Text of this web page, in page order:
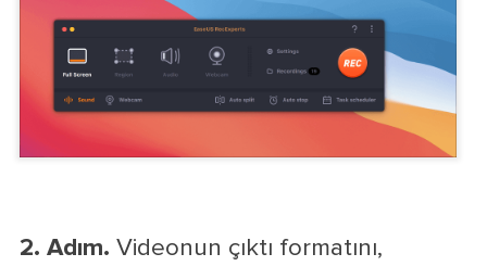
2. Adım. Videonun çıktı formatını,